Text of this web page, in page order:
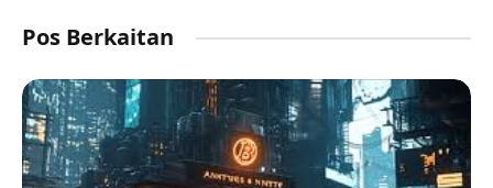
Pos Berkaitan